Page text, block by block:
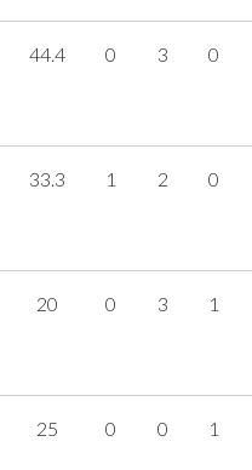
44.4 0 3 0
33.3 1 2 0
20 0 3 1
25 0 0 1